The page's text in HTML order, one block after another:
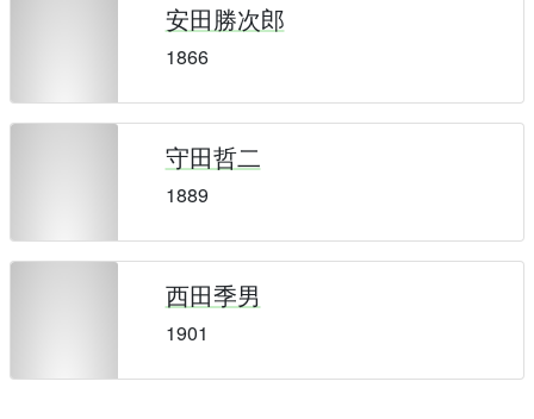
安田勝次郎
1866
守田哲二
1889
西田季男
1901